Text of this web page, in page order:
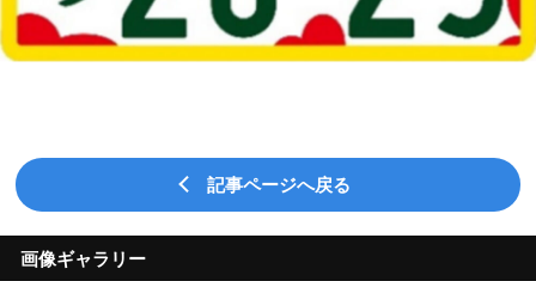
記事ページへ戻る
画像ギャラリー